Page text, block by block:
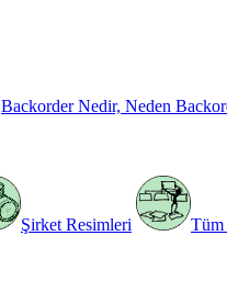
Backorder Nedir, Neden
Şirket Resimleri Tüm